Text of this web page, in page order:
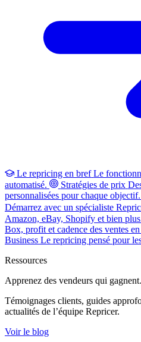
Le repricing en bref Le
automatisé.
Stratégies de prix
personnalisées pour chaque objectif.
Démarrez avec un spécialiste
Amazon, eBay, Shopify et bien
Box, profit et cadence des ventes
Business Le repricing pensé pour
Ressources
Apprenez des vendeurs qui gagnent.
Témoignages clients, guides
actualités de l’équipe Repricer.
Voir le blog